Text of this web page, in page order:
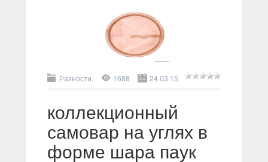
Разности. 1688 24.03.15
коллекционный
самовар на углях в
форме шара паук